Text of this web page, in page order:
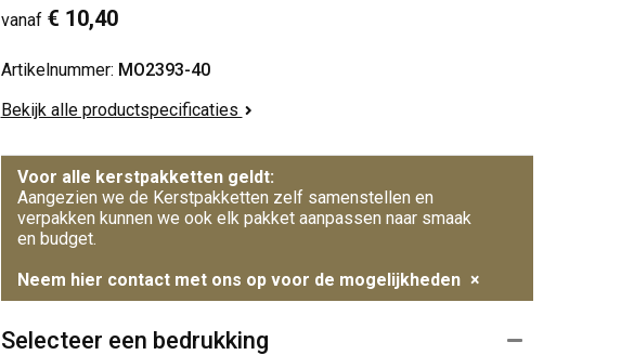
vanaf € 10,40
Artikelnummer: MO2393-40
Bekijk alle productspecificaties
Voor alle kerstpakketten geldt:
Aangezien we de Kerstpakketten zelf samenstellen en
verpakken kunnen we ook elk pakket aanpassen naar smaak
en budget.
Neem hier contact met ons op voor de mogelijkheden ×
Selecteer een bedrukking